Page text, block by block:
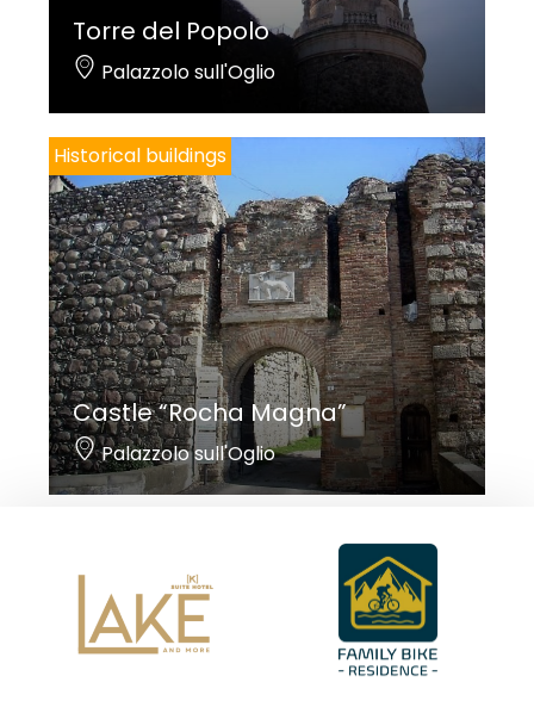
Torre del Popolo
Palazzolo sull'Oglio
Historical buildings
Castle “Rocha Magna”
Palazzolo sull'Oglio